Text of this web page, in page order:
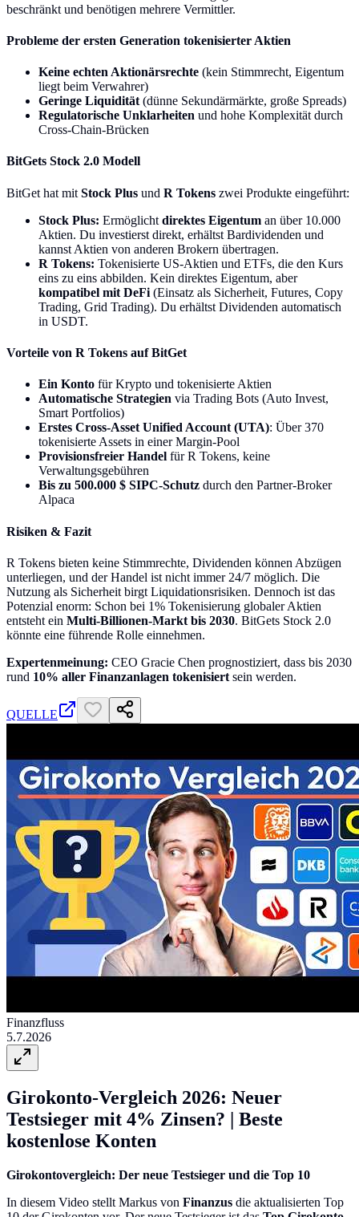
beschränkt und benötigen mehrere Vermittler.
Probleme der ersten Generation tokenisierter Aktien
Keine echten Aktionärsrechte (kein Stimmrecht, Eigentum
liegt beim Verwahrer)
Geringe Liquidität (dünne Sekundärmärkte, große Spreads)
Regulatorische Unklarheiten und hohe Komplexität durch
Cross-Chain-Brücken
BitGets Stock 2.0 Modell
BitGet hat mit Stock Plus und R Tokens zwei Produkte eingeführt:
Stock Plus: Ermöglicht direktes Eigentum an über 10.000
Aktien. Du investierst direkt, erhältst Bardividenden und
kannst Aktien von anderen Brokern übertragen.
R Tokens: Tokenisierte US-Aktien und ETFs, die den Kurs
eins zu eins abbilden. Kein direktes Eigentum, aber
kompatibel mit DeFi (Einsatz als Sicherheit, Futures, Copy
Trading, Grid Trading). Du erhältst Dividenden automatisch
in USDT.
Vorteile von R Tokens auf BitGet
Ein Konto für Krypto und tokenisierte Aktien
Automatische Strategien via Trading Bots (Auto Invest,
Smart Portfolios)
Erstes Cross-Asset Unified Account (UTA): Über 370
tokenisierte Assets in einer Margin-Pool
Provisionsfreier Handel für R Tokens, keine
Verwaltungsgebühren
Bis zu 500.000 $ SIPC-Schutz durch den Partner-Broker
Alpaca
Risiken & Fazit
R Tokens bieten keine Stimmrechte, Dividenden können Abzügen
unterliegen, und der Handel ist nicht immer 24/7 möglich. Die
Nutzung als Sicherheit birgt Liquidationsrisiken. Dennoch ist das
Potenzial enorm: Schon bei 1% Tokenisierung globaler Aktien
entsteht ein Multi-Billionen-Markt bis 2030. BitGets Stock 2.0
könnte eine führende Rolle einnehmen.
Expertenmeinung: CEO Gracie Chen prognostiziert, dass bis 2030
rund 10% aller Finanzanlagen tokenisiert sein werden.
QUELLE
Finanzfluss
5.7.2026
Girokonto-Vergleich 2026: Neuer
Testsieger mit 4% Zinsen? | Beste
kostenlose Konten
Girokontovergleich: Der neue Testsieger und die Top 10
In diesem Video stellt Markus von Finanzus die aktualisierten Top